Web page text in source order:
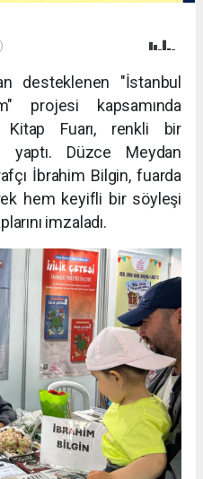
desteklenen "İstanbul
projesi kapsamında
Kitap Fuarı, renkli bir
yaptı. Düzce Meydan
İbrahim Bilgin, fuarda
hem keyifli bir söyleşi
imzaladı.